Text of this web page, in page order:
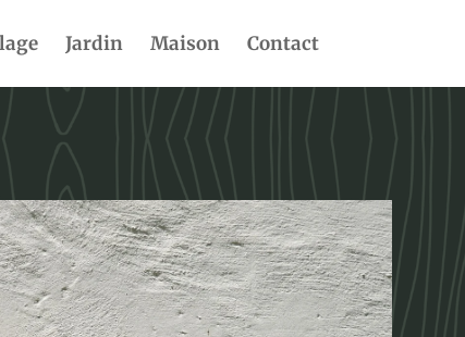
Jardin Maison Contact